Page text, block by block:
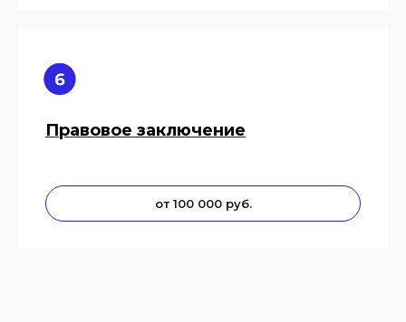
Правовое заключение
от 100 000 руб.
География